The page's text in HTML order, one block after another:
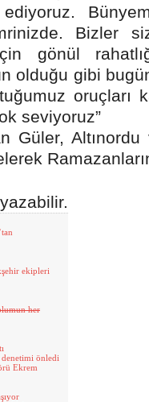
Bizler
gönül
olduğu gibi
oruçları
seviyoruz”
Güler,
ekipleri
her
denetimi önledi
Ekrem